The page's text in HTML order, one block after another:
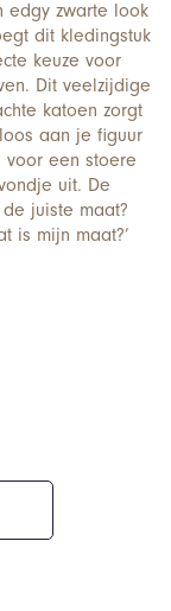
edgy zwarte look
dit kledingstuk
keuze voor
Dit veelzijdige
katoen zorgt
aan je figuur
voor een stoere
uit. De
juiste maat?
is mijn maat?’